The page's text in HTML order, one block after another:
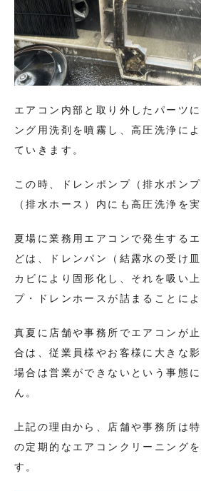
エアコン内部と取り外したパーツ
ング用洗剤を噴霧し、高圧洗浄に
ていきます。
この時、ドレンポンプ（排水ポン
（排水ホース）内にも高圧洗浄を
夏場に業務用エアコンで発生する
どは、ドレンパン（結露水の受け
カビにより固形化し、それを吸い
プ・ドレンホースが詰まることによ
真夏に店舗や事務所でエアコンが
合は、従業員様やお客様に大きな
場合は営業ができないという事態
ん。
上記の理由から、店舗や事務所は
の定期的なエアコンクリーニング
す。